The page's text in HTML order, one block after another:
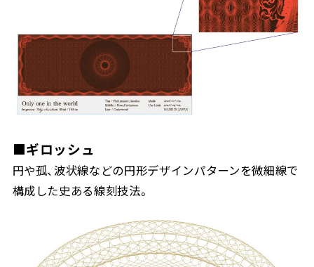
■ギロッシュ
円や孤、波状線などの円形デザインパターンを微細線で
構成した史ある線刻技法。